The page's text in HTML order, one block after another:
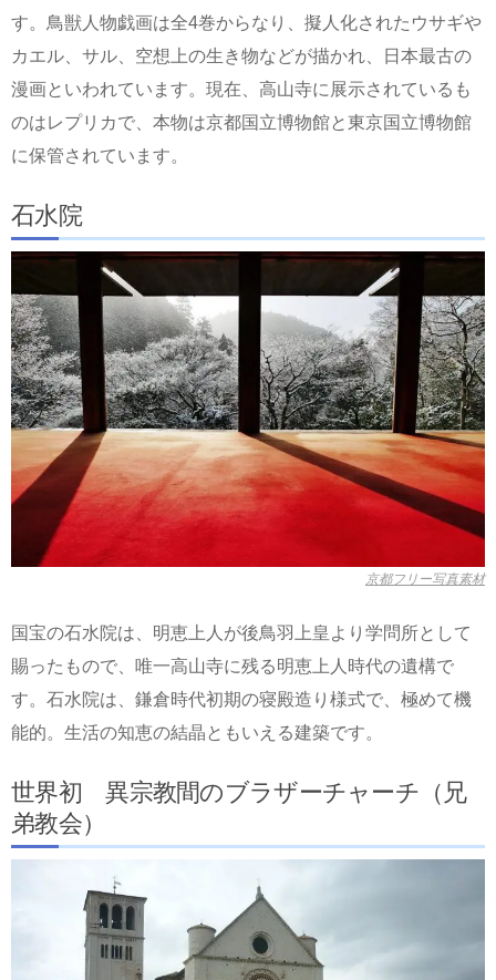
す。鳥獣人物戯画は全4巻からなり、擬人化されたウサギや
カエル、サル、空想上の生き物などが描かれ、日本最古の
漫画といわれています。現在、高山寺に展示されているも
のはレプリカで、本物は京都国立博物館と東京国立博物館
に保管されています。
石水院
京都フリー写真素材
国宝の石水院は、明恵上人が後鳥羽上皇より学問所として
賜ったもので、唯一高山寺に残る明恵上人時代の遺構で
す。石水院は、鎌倉時代初期の寝殿造り様式で、極めて機
能的。生活の知恵の結晶ともいえる建築です。
世界初 異宗教間のブラザーチャーチ（兄
弟教会）